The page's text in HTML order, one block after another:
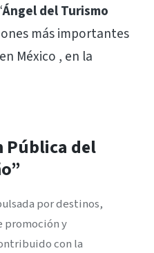
Ángel del Turismo
más importantes
México , en la
del
por destinos,
promoción y
con la